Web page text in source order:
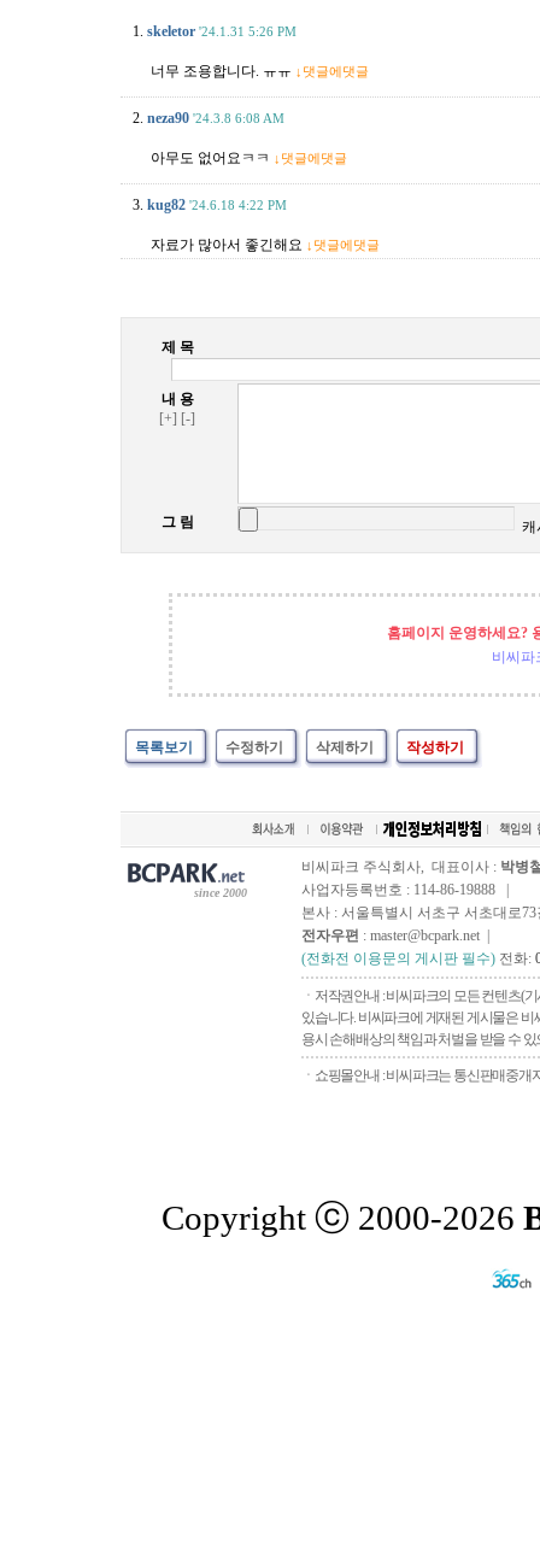
1. skeletor '24.1.31 5:26 PM
너무 조용합니다. ㅠㅠ ↓댓글에댓글
2. neza90 '24.3.8 6:08 AM
아무도 없어요ㅋㅋ ↓댓글에댓글
3. kug82 '24.6.18 4:22 PM
자료가 많아서 좋긴해요 ↓댓글에댓글
제 목
내 용
[+] [-]
그 림 캐
홈페이지 운영하세요?
비씨파
목록보기 수정하기 삭제하기 작성하기
since 2000
비씨파크 주식회사, 대표이사 : 박병
사업자등록번호 : 114-86-19888 |
본사 : 서울특별시 서초구 서초대로73
전자우편 : master@bcpark.net |
(전화전 이용문의 게시판 필수) 전화:
ㆍ저작권안내 : 비씨파크의 모든 컨텐츠(
있습니다. 비씨파크에 게재된 게시물은
용시 손해배상의 책임과 처벌을 받을 수
ㆍ쇼핑몰안내 : 비씨파크는 통신판매중개
Copyright ⓒ 2000-2026